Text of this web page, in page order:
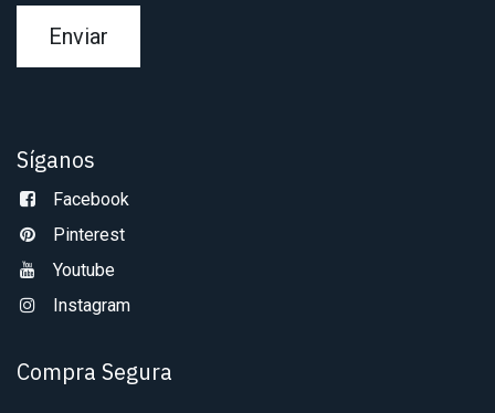
Enviar
Síganos
Facebook
Pinterest
Youtube
Instagram
Compra Segura